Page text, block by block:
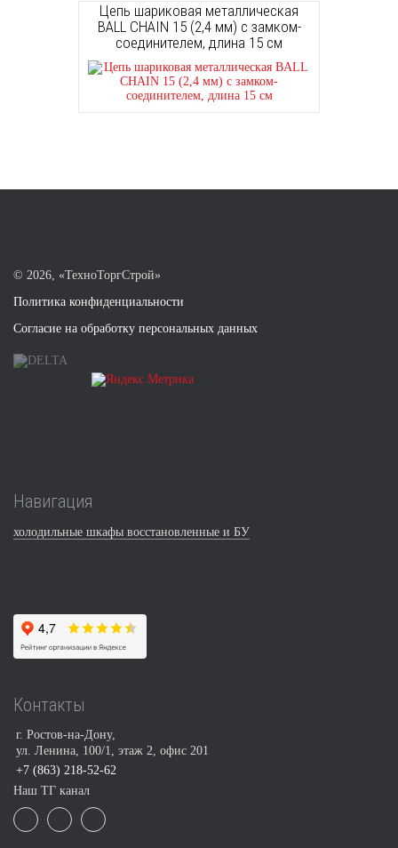
Цепь шариковая металлическая
BALL CHAIN 15 (2,4 мм) с замком-
соединителем, длина 15 см
© 2026, «ТехноТоргСтрой»
Политика конфиденциальности
Согласие на обработку персональных данных
Навигация
холодильные шкафы восстановленные и БУ
Контакты
г. Ростов-на-Дону,
ул. Ленина, 100/1, этаж 2, офис 201
+7 (863) 218-52-62
Наш ТГ канал